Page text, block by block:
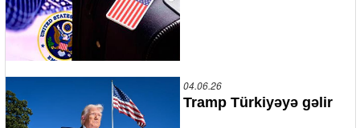
04.06.26
Tramp Türkiyəyə gəlir